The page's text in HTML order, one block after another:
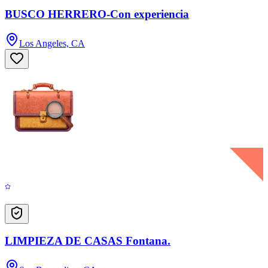
BUSCO HERRERO-Con experiencia
Los Angeles, CA
LIMPIEZA DE CASAS Fontana.